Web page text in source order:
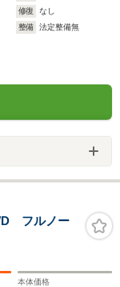
修復
なし
整備
法定整備無
フルノー
本体価格